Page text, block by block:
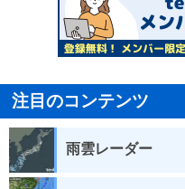
注目のコンテンツ
雨雲レーダー